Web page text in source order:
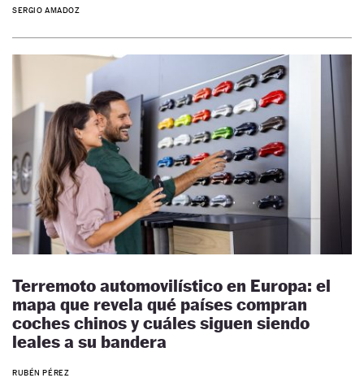
SERGIO AMADOZ
Terremoto automovilístico en Europa: el
mapa que revela qué países compran
coches chinos y cuáles siguen siendo
leales a su bandera
RUBÉN PÉREZ